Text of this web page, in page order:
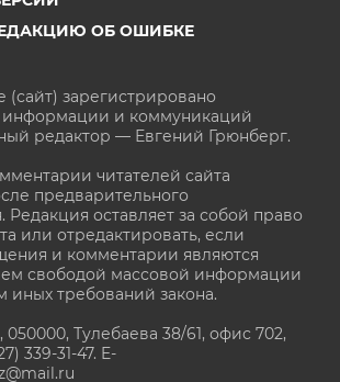
ОБ ОШИБКЕ
(сайт) зарегистрировано
и коммуникаций
редактор — Евгений Грюнберг.
читателей сайта
предварительного
Редакция оставляет за собой право
или отредактировать, если
и комментарии являются
свободой массовой информации
требований закона.
Тулебаева 38/61, офис 702,
339-31-47. E-